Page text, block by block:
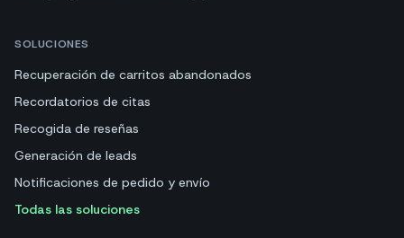
SOLUCIONES
Recuperación de carritos abandonados
Recordatorios de citas
Recogida de reseñas
Generación de leads
Notificaciones de pedido y envío
Todas las soluciones